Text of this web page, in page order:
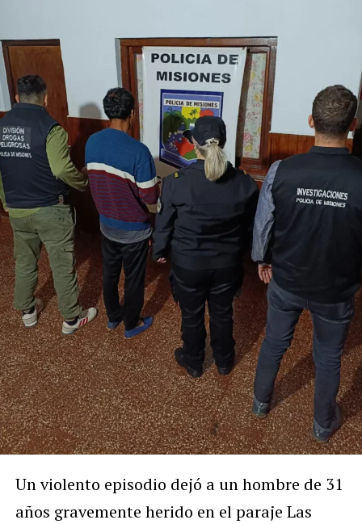
Un violento episodio dejó a un hombre de 31
años gravemente herido en el paraje Las